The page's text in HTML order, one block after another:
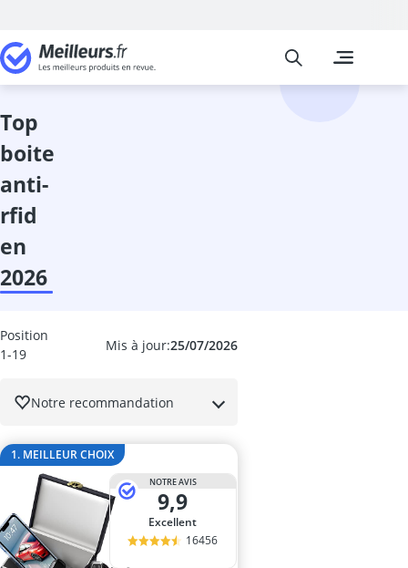
Mode
Arm-Shaper
Meilleurs
top
boite
anti-
rfid
en
2026
Mis à jour:25/07/2026
Position
1-19
Notre recommandation
1. MEILLEUR CHOIX
NOTRE AVIS
9,9
Excellent
16456